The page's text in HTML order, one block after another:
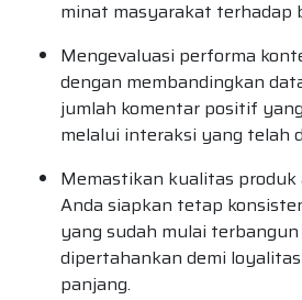
minat masyarakat terhadap
Mengevaluasi performa
dengan membandingkan
jumlah komentar positif
melalui interaksi yang telah
Memastikan kualitas
Anda siapkan tetap
yang sudah mulai
dipertahankan demi
panjang.